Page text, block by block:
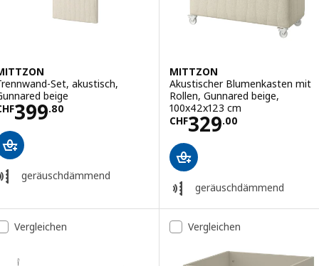
Set, akustisch,
beige
399.80
CHF 399.80
geräuschdämmend
MITTZON
Akustischer Blumenkasten mit
Rollen, Gunnared beige,
100x42x123 cm
CHF329.00
Preis CHF
geräuschdämmend
Vergleichen Vergleichen